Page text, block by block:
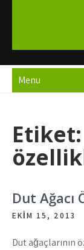
Menu
Etiket:
Dut
EKIM 15, 2013
Dut ağaçlarının